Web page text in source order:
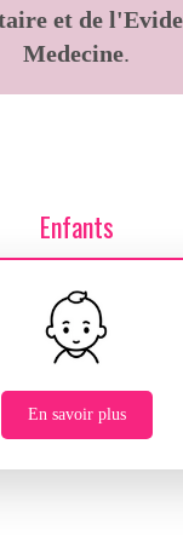
et de
Medecine.
Enfants
En savoir plus